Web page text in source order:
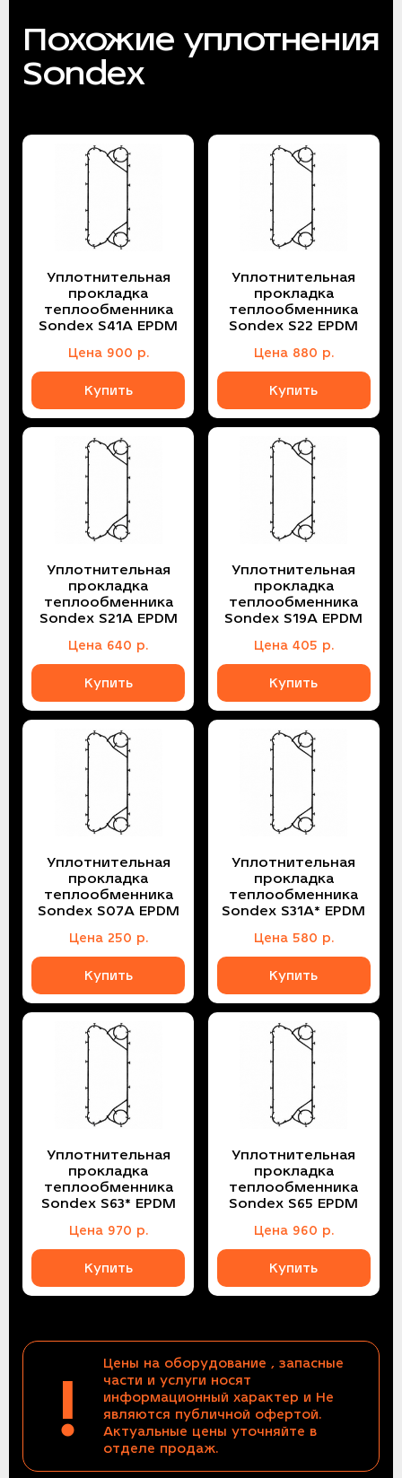
Похожие уплотнения
Sondex
Уплотнительная
прокладка
теплообменника
Sondex S41A EPDM
Цена 900 р.
Купить
Уплотнительная
прокладка
теплообменника
Sondex S22 EPDM
Цена 880 р.
Купить
Уплотнительная
прокладка
теплообменника
Sondex S21A EPDM
Цена 640 р.
Купить
Уплотнительная
прокладка
теплообменника
Sondex S19A EPDM
Цена 405 р.
Купить
Уплотнительная
прокладка
теплообменника
Sondex S07A EPDM
Цена 250 р.
Купить
Уплотнительная
прокладка
теплообменника
Sondex S31A* EPDM
Цена 580 р.
Купить
Уплотнительная
прокладка
теплообменника
Sondex S63* EPDM
Цена 970 р.
Купить
Уплотнительная
прокладка
теплообменника
Sondex S65 EPDM
Цена 960 р.
Купить
!
Цены на оборудование , запасные
части и услуги носят
информационный характер и Не
являются публичной офертой.
Актуальные цены уточняйте в
отделе продаж.